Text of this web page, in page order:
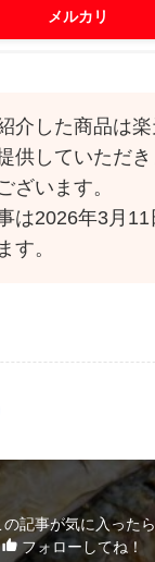
メルカリ
介した商品は
供していただ
ざいます。
は2026年3月
す。
の記事が気に入ったら
フォローしてね！